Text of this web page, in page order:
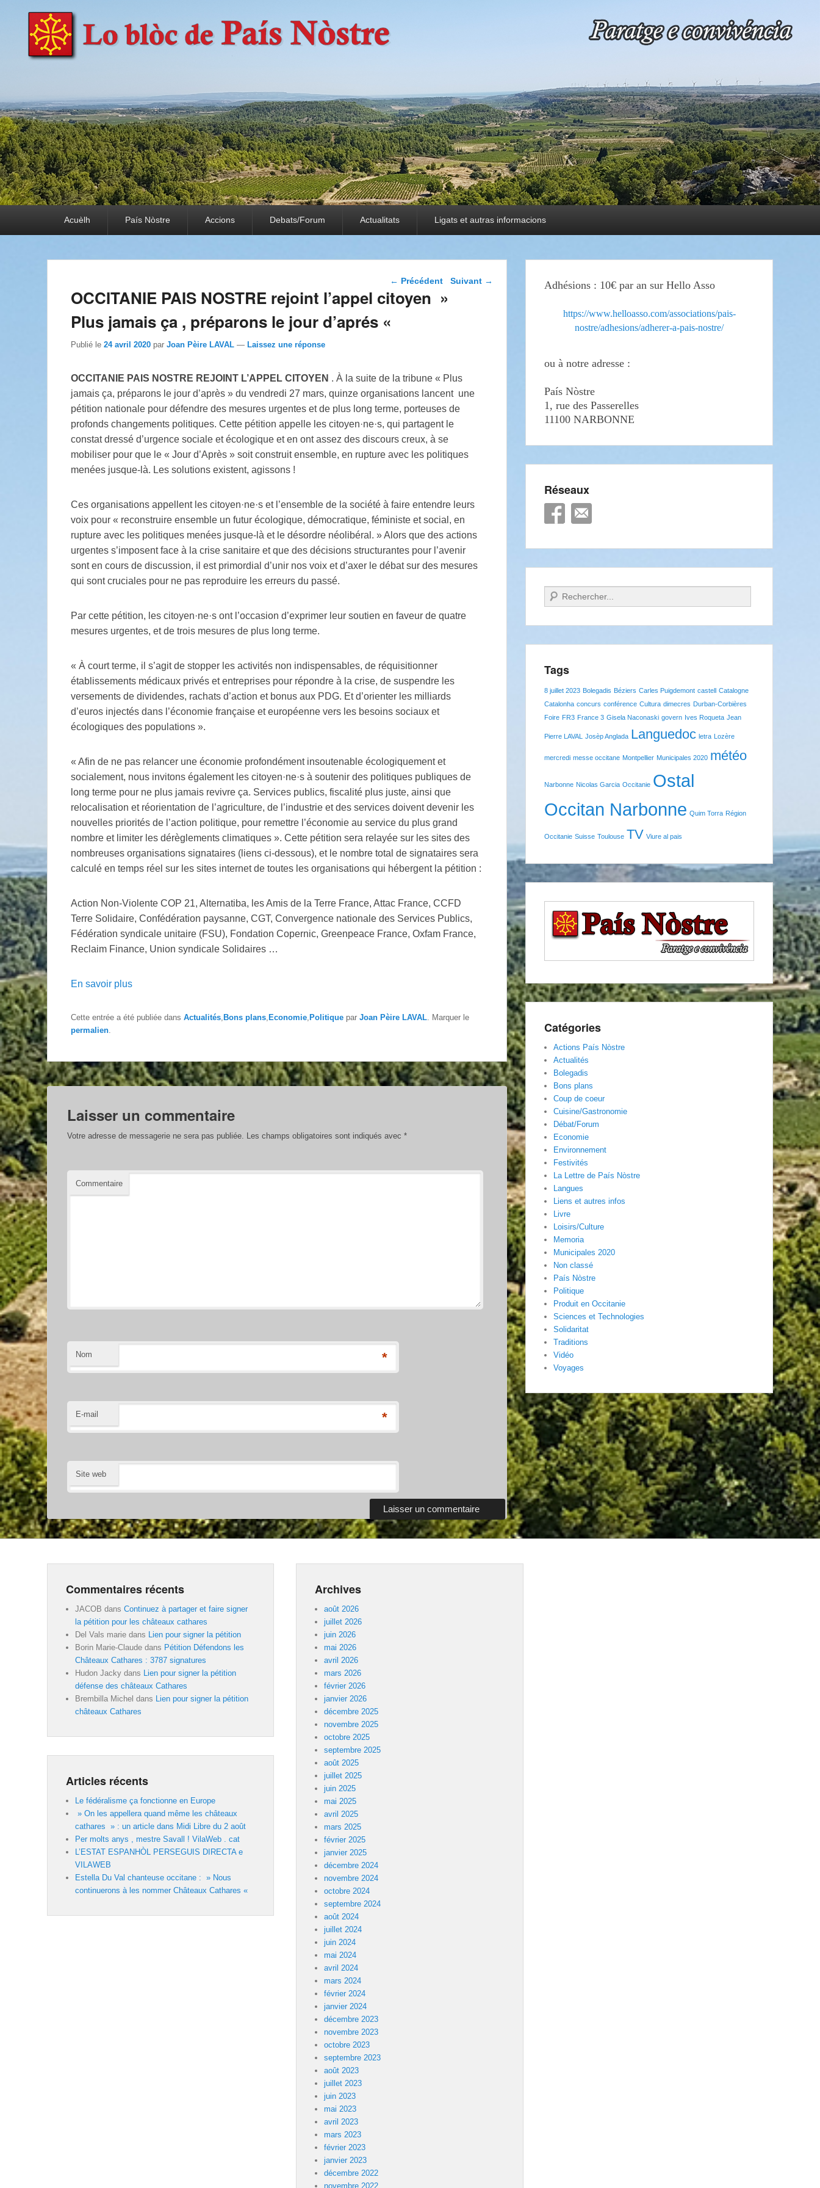
País Nòstre
Paratge e Convivència
Acuèlh País Nòstre Accions Debats/Forum Actualitats Ligats et autras informacions
Navigation dans les
← Précédent Suivant →
OCCITANIE PAIS NOSTRE rejoint l’appel citoyen »
Plus jamais ça , préparons le jour d’aprés «
Publié le 24 avril 2020 par Joan Pèire LAVAL — Laissez une réponse
OCCITANIE PAIS NOSTRE REJOINT L’APPEL CITOYEN . À la suite de la tribune « Plus
jamais ça, préparons le jour d’après » du vendredi 27 mars, quinze organisations lancent une
pétition nationale pour défendre des mesures urgentes et de plus long terme, porteuses de
profonds changements politiques. Cette pétition appelle les citoyen·ne·s, qui partagent le
constat dressé d’urgence sociale et écologique et en ont assez des discours creux, à se
mobiliser pour que le « Jour d’Après » soit construit ensemble, en rupture avec les politiques
menées jusque-là. Les solutions existent, agissons !
Ces organisations appellent les citoyen·ne·s et l’ensemble de la société à faire entendre leurs
voix pour « reconstruire ensemble un futur écologique, démocratique, féministe et social, en
rupture avec les politiques menées jusque-là et le désordre néolibéral. » Alors que des actions
urgentes s’imposent face à la crise sanitaire et que des décisions structurantes pour l’avenir
sont en cours de discussion, il est primordial d’unir nos voix et d’axer le débat sur des mesures
qui sont cruciales pour ne pas reproduire les erreurs du passé.
Par cette pétition, les citoyen·ne·s ont l’occasion d’exprimer leur soutien en faveur de quatre
mesures urgentes, et de trois mesures de plus long terme.
« À court terme, il s’agit de stopper les activités non indispensables, de réquisitionner
établissements médicaux privés et entreprises pour répondre à la crise, de suspendre les
versements de dividendes, rachats d’action et bonus aux PDG. Et d’orienter les milliards
d’euros injectés dans l’économie française et européenne vers les besoins sociaux et
écologiques des populations ».
« Afin de ne pas relancer une économie profondément insoutenable écologiquement et
socialement, nous invitons également les citoyen·ne·s à soutenir des politiques publiques de
long terme pour ne plus jamais revivre ça. Services publics, fiscalité plus juste, ainsi que
relocalisation et réorientation de l’agriculture, de l’industrie et des services doivent devenir les
nouvelles priorités de l’action politique, pour remettre l’économie au service du plus grand
nombre et limiter les dérèglements climatiques ». Cette pétition sera relayée sur les sites des
nombreuses organisations signataires (liens ci-dessous), et le nombre total de signataires sera
calculé en temps réel sur les sites internet de toutes les organisations qui hébergent la pétition :
Action Non-Violente COP 21, Alternatiba, les Amis de la Terre France, Attac France, CCFD
Terre Solidaire, Confédération paysanne, CGT, Convergence nationale des Services Publics,
Fédération syndicale unitaire (FSU), Fondation Copernic, Greenpeace France, Oxfam France,
Reclaim Finance, Union syndicale Solidaires …
En savoir plus
Cette entrée a été publiée dans Actualités Bons plans Economie Politique par Joan Pèire LAVAL . Marquer le
permalien
Laisser un commentaire
Votre adresse de messagerie ne sera pas publiée. Les champs obligatoires sont indiqués avec *
Commentaire
Nom *
E-mail *
Site web
Adhésions : 10€ par an sur Hello Asso
https://www.helloasso.com/associations/pais-
nostre/adhesions/adherer-a-pais-nostre/
ou à notre adresse :
País Nòstre
1, rue des Passerelles
11100 NARBONNE
Réseaux
Recherche
Tags
8 juillet 2023 Bolegadis Béziers Carles Puigdemont castell Catalogne
Catalonha concurs conférence Cultura dimecres Durban-Corbières
Foire FR3 France 3 Gisela Naconaski govern Ives Roqueta Jean
Pierre LAVAL Josèp Anglada Languedoc letra Lozère
mercredi messe occitane Montpellier Municipales 2020 météo
Narbonne Nicolas Garcia Occitanie Ostal
Occitan Narbonne Quim Torra Région
Occitanie Suisse Toulouse TV Viure al pais
Catégories
Actions País Nòstre
Actualités
Bolegadis
Bons plans
Coup de coeur
Cuisine/Gastronomie
Débat/Forum
Economie
Environnement
Festivités
La Lettre de País Nòstre
Langues
Liens et autres infos
Livre
Loisirs/Culture
Memoria
Municipales 2020
Non classé
País Nòstre
Politique
Produit en Occitanie
Sciences et Technologies
Solidaritat
Traditions
Vidéo
Voyages
Commentaires récents
JACOB dans Continuez à partager et faire signer
la pétition pour les châteaux cathares
Del Vals marie dans Lien pour signer la pétition
Borin Marie-Claude dans Pétition Défendons les
Châteaux Cathares : 3787 signatures
Hudon Jacky dans Lien pour signer la pétition
défense des châteaux Cathares
Brembilla Michel dans Lien pour signer la pétition
châteaux Cathares
Articles récents
Le fédéralisme ça fonctionne en Europe
» On les appellera quand même les châteaux
cathares » : un article dans Midi Libre du 2 août
Per molts anys , mestre Savall ! VilaWeb . cat
L’ESTAT ESPANHÒL PERSEGUIS DIRECTA e
VILAWEB
Estella Du Val chanteuse occitane : » Nous
continuerons à les nommer Châteaux Cathares «
Archives
août 2026
juillet 2026
juin 2026
mai 2026
avril 2026
mars 2026
février 2026
janvier 2026
décembre 2025
novembre 2025
octobre 2025
septembre 2025
août 2025
juillet 2025
juin 2025
mai 2025
avril 2025
mars 2025
février 2025
janvier 2025
décembre 2024
novembre 2024
octobre 2024
septembre 2024
août 2024
juillet 2024
juin 2024
mai 2024
avril 2024
mars 2024
février 2024
janvier 2024
décembre 2023
novembre 2023
octobre 2023
septembre 2023
août 2023
juillet 2023
juin 2023
mai 2023
avril 2023
mars 2023
février 2023
janvier 2023
décembre 2022
novembre 2022